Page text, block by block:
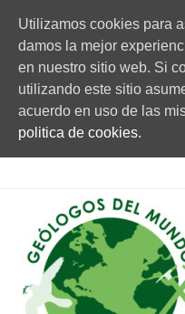
Utilizamos cookies para
damos la mejor
en nuestro sitio web. Si
utilizando este sitio
acuerdo en uso de las
politica de cookies.